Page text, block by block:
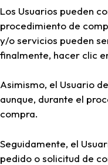
Los Usuarios pueden
procedimiento de
y/o servicios pueden
finalmente, hacer clic
Asimismo, el Usuario
aunque, durante el
compra.
Seguidamente, el
pedido o solicitud de